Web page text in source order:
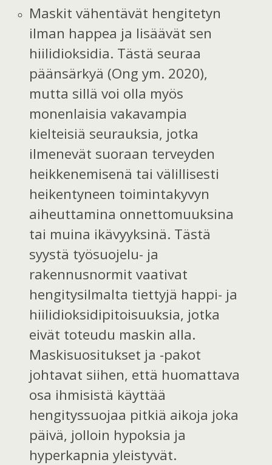
Maskit vähentävät hengitetyn
ilman happea ja lisäävät sen
hiilidioksidia. Tästä seuraa
päänsärkyä (Ong ym. 2020),
mutta sillä voi olla myös
monenlaisia vakavampia
kielteisiä seurauksia, jotka
ilmenevät suoraan terveyden
heikkenemisenä tai välillisesti
heikentyneen toimintakyvyn
aiheuttamina onnettomuuksina
tai muina ikävyyksinä. Tästä
syystä työsuojelu- ja
rakennusnormit vaativat
hengitysilmalta tiettyjä happi- ja
hiilidioksidipitoisuuksia, jotka
eivät toteudu maskin alla.
Maskisuositukset ja -pakot
johtavat siihen, että huomattava
osa ihmisistä käyttää
hengityssuojaa pitkiä aikoja joka
päivä, jolloin hypoksia ja
hyperkapnia yleistyvät.